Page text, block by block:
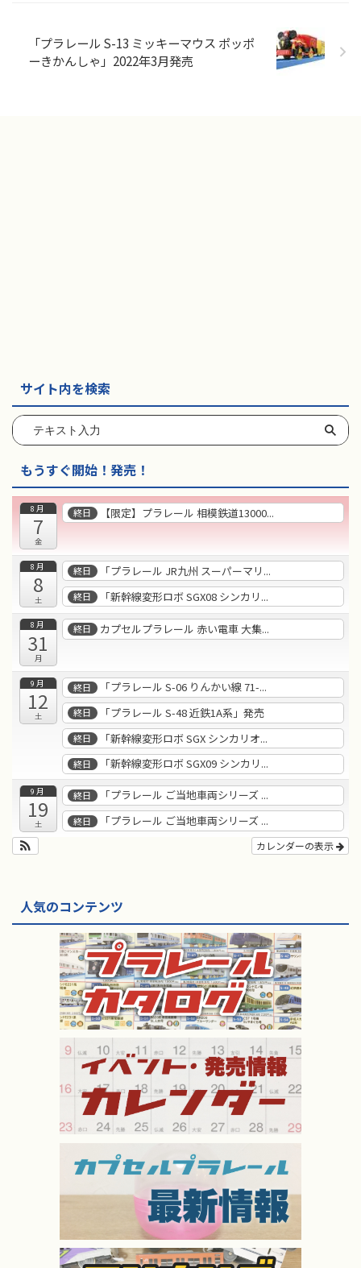
「プラレール S-13 ミッキーマウス ポッポ
ーきかんしゃ」2022年3月発売
サイト内を検索
もうすぐ開始！発売！
8月
7
金
終日 【限定】プラレール 相模鉄道13000...
8月
8
土
終日 「プラレール JR九州 スーパーマリ...
終日 「新幹線変形ロボ SGX08 シンカリ...
8月
31
月
終日 カプセルプラレール 赤い電車 大集...
9月
12
土
終日 「プラレール S-06 りんかい線 71-...
終日 「プラレール S-48 近鉄1A系」発売
終日 「新幹線変形ロボ SGX シンカリオ...
終日 「新幹線変形ロボ SGX09 シンカリ...
9月
19
土
終日 「プラレール ご当地車両シリーズ ...
終日 「プラレール ご当地車両シリーズ ...
カレンダーの表示
人気のコンテンツ